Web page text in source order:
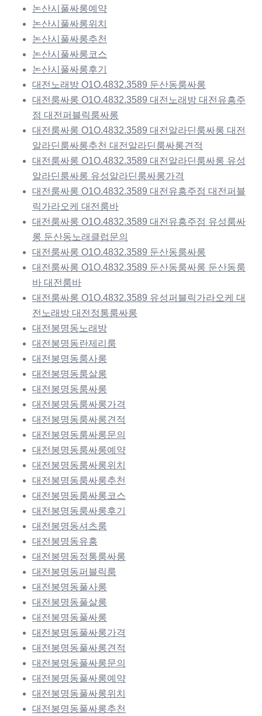
논산시풀싸롱예약
논산시풀싸롱위치
논산시풀싸롱추천
논산시풀싸롱코스
논산시풀싸롱후기
대전노래방 O1O.4832.3589 둔산동룸싸롱
대전룸싸롱 O1O.4832.3589 대전노래방 대전유흥주
점 대전퍼블릭룸싸롱
대전룸싸롱 O1O.4832.3589 대전알라딘룸싸롱 대전
알라딘룸싸롱추천 대전알라딘룸싸롱견적
대전룸싸롱 O1O.4832.3589 대전알라딘룸싸롱 유성
알라딘룸싸롱 유성알라딘룸싸롱가격
대전룸싸롱 O1O.4832.3589 대전유흥주점 대전퍼블
릭가라오케 대전룸바
대전룸싸롱 O1O.4832.3589 대전유흥주점 유성룸싸
롱 둔산동노래클럽문의
대전룸싸롱 O1O.4832.3589 둔산동룸싸롱
대전룸싸롱 O1O.4832.3589 둔산동룸싸롱 둔산동룸
바 대전룸바
대전룸싸롱 O1O.4832.3589 유성퍼블릭가라오케 대
전노래방 대전정통룸싸롱
대전봉명동노래방
대전봉명동란제리룸
대전봉명동룸사롱
대전봉명동룸살롱
대전봉명동룸싸롱
대전봉명동룸싸롱가격
대전봉명동룸싸롱견적
대전봉명동룸싸롱문의
대전봉명동룸싸롱예약
대전봉명동룸싸롱위치
대전봉명동룸싸롱추천
대전봉명동룸싸롱코스
대전봉명동룸싸롱후기
대전봉명동셔츠룸
대전봉명동유흥
대전봉명동정통룸싸롱
대전봉명동퍼블릭룸
대전봉명동풀사롱
대전봉명동풀살롱
대전봉명동풀싸롱
대전봉명동풀싸롱가격
대전봉명동풀싸롱견적
대전봉명동풀싸롱문의
대전봉명동풀싸롱예약
대전봉명동풀싸롱위치
대전봉명동풀싸롱추천